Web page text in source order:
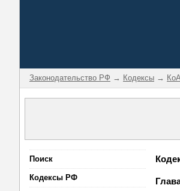
Законодательство РФ → Кодексы →
Поиск
Кодексы РФ